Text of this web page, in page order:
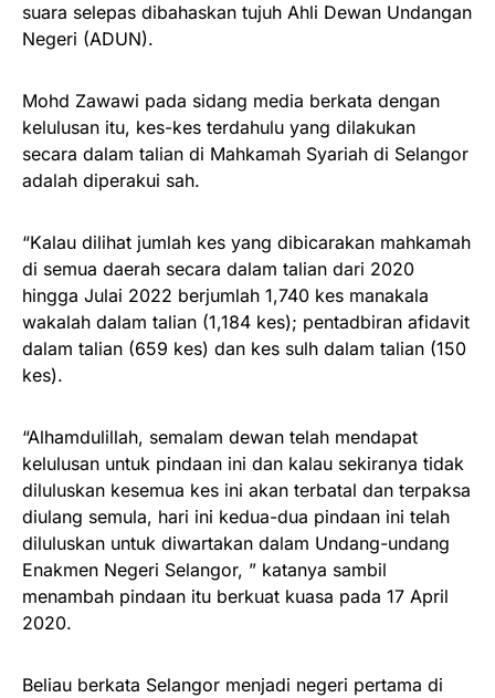
suara selepas dibahaskan tujuh Ahli Dewan Undangan
Negeri (ADUN).
Mohd Zawawi pada sidang media berkata dengan
kelulusan itu, kes-kes terdahulu yang dilakukan
secara dalam talian di Mahkamah Syariah di Selangor
adalah diperakui sah.
“Kalau dilihat jumlah kes yang dibicarakan mahkamah
di semua daerah secara dalam talian dari 2020
hingga Julai 2022 berjumlah 1,740 kes manakala
wakalah dalam talian (1,184 kes); pentadbiran afidavit
dalam talian (659 kes) dan kes sulh dalam talian (150
kes).
“Alhamdulillah, semalam dewan telah mendapat
kelulusan untuk pindaan ini dan kalau sekiranya tidak
diluluskan kesemua kes ini akan terbatal dan terpaksa
diulang semula, hari ini kedua-dua pindaan ini telah
diluluskan untuk diwartakan dalam Undang-undang
Enakmen Negeri Selangor, ” katanya sambil
menambah pindaan itu berkuat kuasa pada 17 April
2020.
Beliau berkata Selangor menjadi negeri pertama di